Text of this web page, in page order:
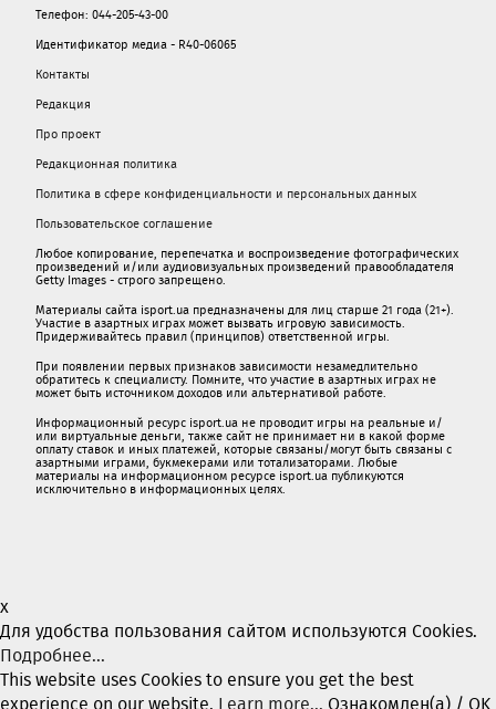
Телефон: 044-205-43-00
Идентификатор медиа - R40-06065
Контакты
Редакция
Про проект
Редакционная политика
Политика в сфере конфиденциальности и персональных данных
Пользовательское соглашение
Любое копирование, перепечатка и воспроизведение фотографических
произведений и/или аудиовизуальных произведений правообладателя
Getty Images - строго запрещено.
Материалы сайта isport.ua предназначены для лиц старше 21 года (21+).
Участие в азартных играх может вызвать игровую зависимость.
Придерживайтесь правил (принципов) ответственной игры.
При появлении первых признаков зависимости незамедлительно
обратитесь к специалисту. Помните, что участие в азартных играх не
может быть источником доходов или альтернативой работе.
Информационный ресурс isport.ua не проводит игры на реальные и/
или виртуальные деньги, также сайт не принимает ни в какой форме
oплaту ставок и иных платежей, которые связаны/могут быть связаны c
азартными игрaми, букмекерами или тотализаторами. Любые
материалы на информационном ресурсе isport.ua публикуютcя
исключительно в информационных целях.
x
Для удобства пользования сайтом используются Cookies.
Подробнее...
This website uses Cookies to ensure you get the best
experience on our website. Learn more... Ознакомлен(а) / OK